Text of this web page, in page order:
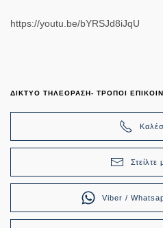
https://youtu.be/bYRSJd8iJqU
ΔΙΚΤΥΟ ΤΗΛΕΟΡΑΣΗ- ΤΡΟΠΟΙ
Στείλτε
Viber /